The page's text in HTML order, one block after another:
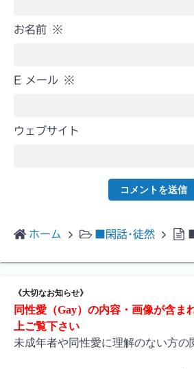
お名前 ※
E メール ※
ウェブサイト
ホーム ■閑話･徒然
《大切なお知らせ》
同性愛（Gay）の内容・画像が含ま
上ご覧下さい
未成年者や同性愛に理解のない方の